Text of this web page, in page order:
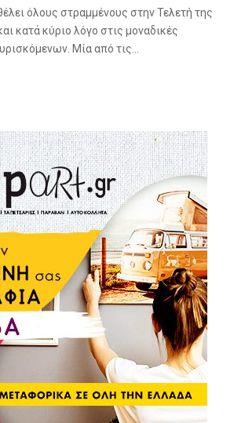
όλους στραμμένους στην Τελετή της
κατά κύριο λόγο στις μοναδικές
Mία από τις...